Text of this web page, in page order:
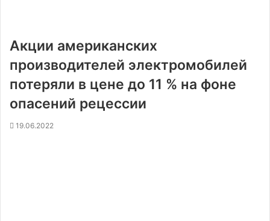
Акции американских
производителей электромобилей
потеряли в цене до 11 % на фоне
опасений рецессии
19.06.2022